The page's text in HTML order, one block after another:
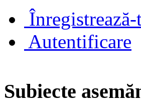
Înregistrează-
Autentificare
Subiecte